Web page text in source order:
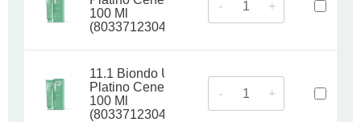
100 Ml
(8033712304793)
- +
11.1 Biondo Ultra
Platino Cenere
100 Ml
(8033712304809)
- +